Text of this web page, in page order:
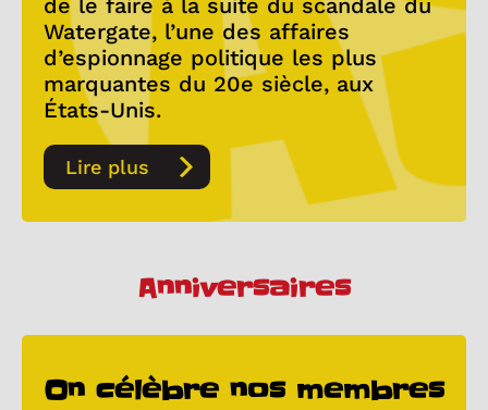
Watergate, l’une des affaires
d’espionnage politique les plus
marquantes du 20e siècle, aux
États-Unis.
Lire plus
Anniversaires
On célèbre nos membres